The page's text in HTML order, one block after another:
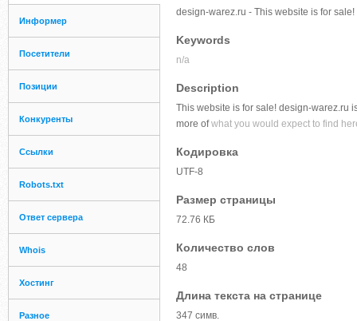
Информер
Посетители
Позиции
Конкуренты
Ссылки
Robots.txt
Ответ сервера
Whois
Хостинг
Разное
design-warez.ru - This website is for
Keywords
n/a
Description
This website is for sale! design-warez.ru
more ofwhat you would expect to find
Кодировка
UTF-8
Размер страницы
72.76 КБ
Количество слов
48
Длина текста на странице
347 симв.